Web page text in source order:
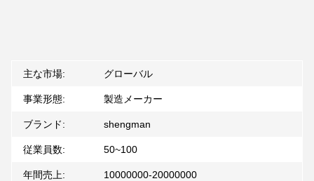
主な市場: グローバル
事業形態: 製造メーカー
ブランド: shengman
従業員数: 50~100
年間売上: 10000000-20000000